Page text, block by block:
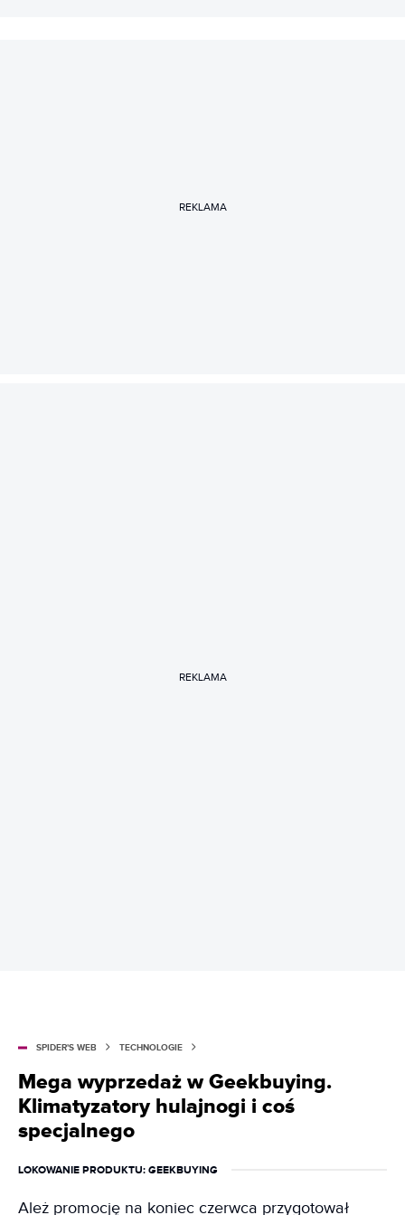
REKLAMA
REKLAMA
SPIDER'S WEB TECHNOLOGIE
Mega wyprzedaż w Geekbuying.
Klimatyzatory hulajnogi i coś
specjalnego
LOKOWANIE PRODUKTU: GEEKBUYING
Ależ promocję na koniec czerwca przygotował